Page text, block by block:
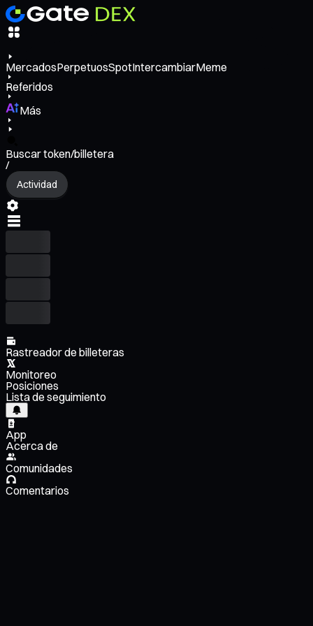
MercadosPerpetuosSpotIntercambiarMeme
Referidos
Más
Buscar token/billetera
/
Actividad
Rastreador de billeteras
Monitoreo
Posiciones
Lista de seguimiento
App
Acerca de
Comunidades
Comentarios